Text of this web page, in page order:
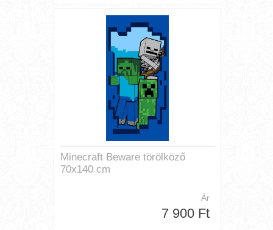
Minecraft Beware törölköző
70x140 cm
Ár
7 900 Ft